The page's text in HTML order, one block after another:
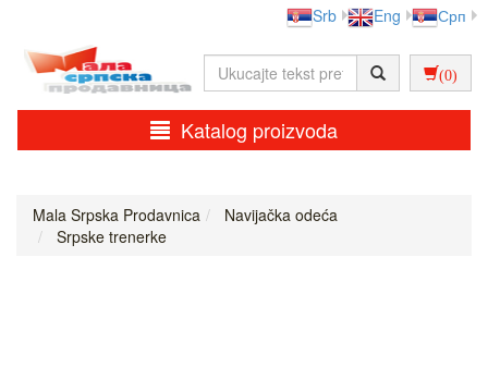
Srb Eng Срп
(0)
Katalog proizvoda
Mala Srpska Prodavnica
Navijačka odeća
Srpske trenerke